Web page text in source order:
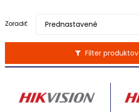
Filter produktov
Zoradiť: Prednastavené